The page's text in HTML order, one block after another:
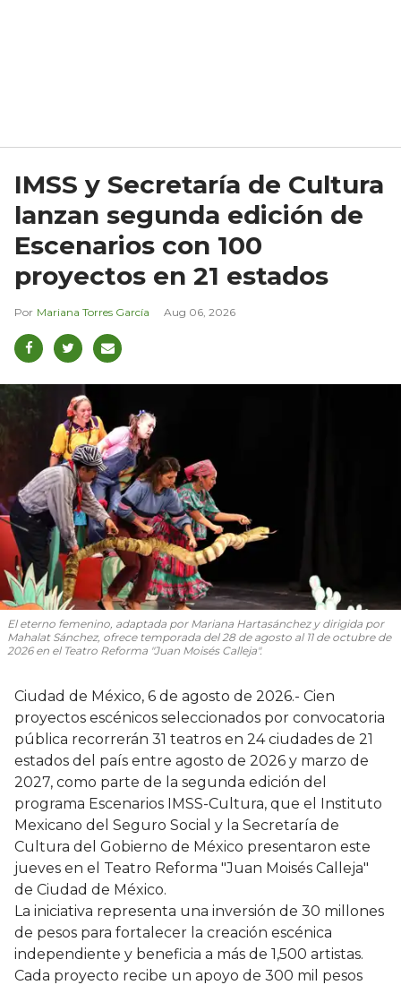
IMSS y Secretaría de Cultura
lanzan segunda edición de
Escenarios con 100
proyectos en 21 estados
Mariana Torres García Aug 06, 2026
El eterno femenino , adaptada por Mariana Hartasánchez y dirigida por
Mahalat Sánchez, ofrece temporada del 28 de agosto al 11 de octubre de
2026 en el Teatro Reforma "Juan Moisés Calleja".
Ciudad de México, 6 de agosto de 2026.- Cien
proyectos escénicos seleccionados por convocatoria
pública recorrerán 31 teatros en 24 ciudades de 21
estados del país entre agosto de 2026 y marzo de
2027, como parte de la segunda edición del
programa Escenarios IMSS-Cultura, que el Instituto
Mexicano del Seguro Social y la Secretaría de
Cultura del Gobierno de México presentaron este
jueves en el Teatro Reforma "Juan Moisés Calleja"
de Ciudad de México.
La iniciativa representa una inversión de 30 millones
de pesos para fortalecer la creación escénica
independiente y beneficia a más de 1,500 artistas.
Cada proyecto recibe un apoyo de 300 mil pesos